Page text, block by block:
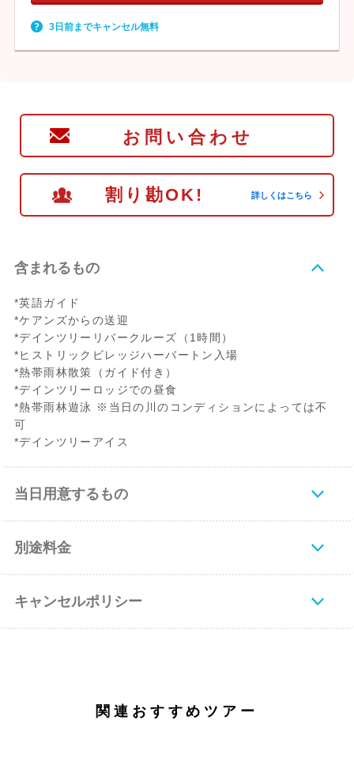
3日前までキャンセル無料
お問い合わせ
割り勘OK! 詳しくはこちら
含まれるもの
*英語ガイド
*ケアンズからの送迎
*デインツリーリバークルーズ（1時間）
*ヒストリックビレッジハーバートン入場
*熱帯雨林散策（ガイド付き）
*デインツリーロッジでの昼食
*熱帯雨林遊泳 ※当日の川のコンディションによっては不
可
*デインツリーアイス
当日用意するもの
別途料金
キャンセルポリシー
関連おすすめツアー